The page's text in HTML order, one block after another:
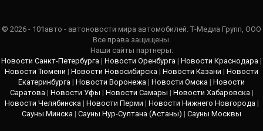
© 2026 - 101авто - автоновости мира автомобилей. Т-Медиа Групп, ООО
Все права защищены.
Наши сайты партнеры:
Новости Санкт-Петербурга | Новости Оренбурга | Новости Краснодара |
Новости Тюмени | Новости Новосибирска | Новости Казани | Новости
Екатеринбурга | Новости Воронежа | Новости Омска | Новости
Саратова| Новости Уфы | Новости Самары | Новости Хабаровска|
Новости Челябинска| Новости Перми | Новости Нижнего Новгорода|
Сауны Минска | Сауны Нур-Султана (Астаны) | Сауны Москвы